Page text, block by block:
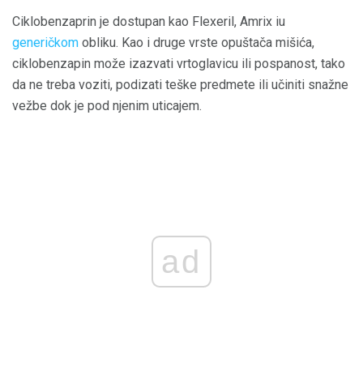
Ciklobenzaprin je dostupan kao Flexeril, Amrix iu
generičkom obliku. Kao i druge vrste opuštača mišića,
ciklobenzapin može izazvati vrtoglavicu ili pospanost, tako
da ne treba voziti, podizati teške predmete ili učiniti snažne
vežbe dok je pod njenim uticajem.
ad